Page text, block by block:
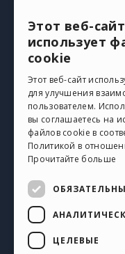
Профиль
Мои посты
Мои лицензии
Загрузить
Веб-хостинг
Мои кредиты
Pусский
Copyright © 2026
Этот веб-сайт
использует
cookie
Этот веб-сайт
для улучшения
пользователем.
вы соглашаетесь на
файлов cookie в
Политикой в
Прочитайте больше
ЦЕЛЕВЫЕ